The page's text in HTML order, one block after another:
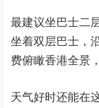
最建议坐巴士二
坐着双层巴士，
费俯瞰香港全景
天气好时还能在